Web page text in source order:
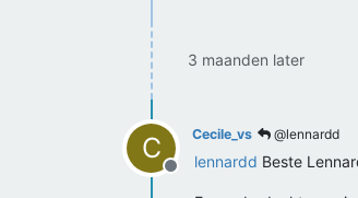
3 maanden later
C
Offline
Cecile_vs @lennardd
lennardd Beste